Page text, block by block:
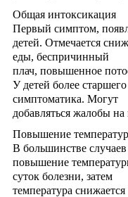
Общая интоксикация
Первый симптом,
детей. Отмечается
еды, беспричинный
плач, повышенное
У детей более
симптоматика. Могут
добавляться жалобы
Повышение
В большинстве
повышение
суток болезни, затем
температура